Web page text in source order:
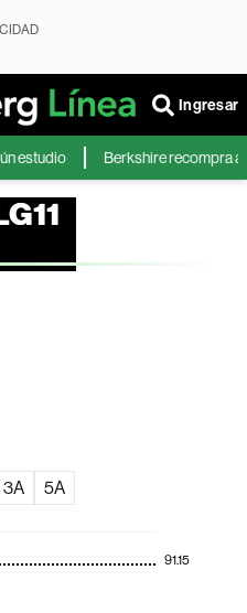
Ingresar
Berkshire recompra
3A 5A
91.15